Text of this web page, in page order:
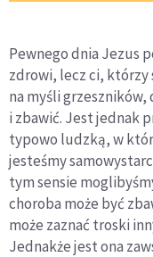
Pewnego dnia Jezus
zdrowi, lecz ci, którzy
na myśli grzeszników,
i zbawić. Jest jednak
typowo ludzką, w
jesteśmy
tym sensie
choroba może być
może zaznać troski
Jednakże jest ona